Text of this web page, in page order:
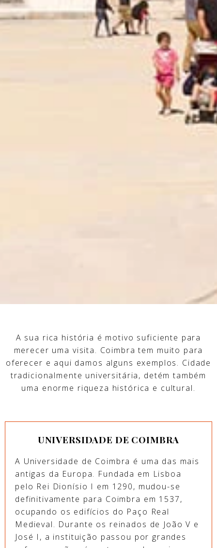
A sua rica história é motivo suficiente para
merecer uma visita. Coimbra tem muito para
oferecer e aqui damos alguns exemplos. Cidade
tradicionalmente universitária, detém também
uma enorme riqueza histórica e cultural.
UNIVERSIDADE DE COIMBRA
A Universidade de Coimbra é uma das mais
antigas da Europa. Fundada em Lisboa
pelo Rei Dionísio I em 1290, mudou-se
definitivamente para Coimbra em 1537,
ocupando os edifícios do Paço Real
Medieval. Durante os reinados de João V e
José I, a instituição passou por grandes